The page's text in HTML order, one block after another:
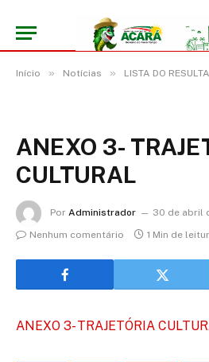
Início » Notícias » LISTA DO RESULTADO PRELIMINAR DO EDITAL Nº 001/2026
ANEXO 3-
CULTURAL
Por Administrador
30 de abril
Nenhum comentário
1 Min de
ANEXO 3- TRAJETÓRIA